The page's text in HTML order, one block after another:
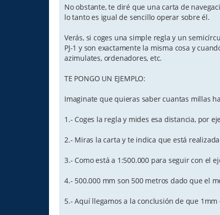
No obstante, te diré que una carta de
lo tanto es igual de sencillo operar sobre él.
Verás, si coges una simple regla y un
PJ-1 y son exactamente la misma cosa y
azimulates, ordenadores, etc.
TE PONGO UN EJEMPLO:
Imaginate que quieras saber cuantas millas
1.- Coges la regla y mides esa distancia, por
2.- Miras la carta y te indica que está
3.- Como está a 1:500.000 para seguir con el
4.- 500.000 mm son 500 metros dado que el
5.- Aquí llegamos a la conclusión de que